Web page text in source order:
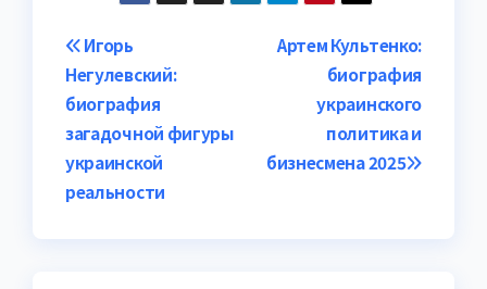
Навигация
по
записям
Артем Культенко:
биография
украинского
политика и
бизнесмена 2025
Игорь
Негулевский:
биография
загадочной фигуры
украинской
реальности